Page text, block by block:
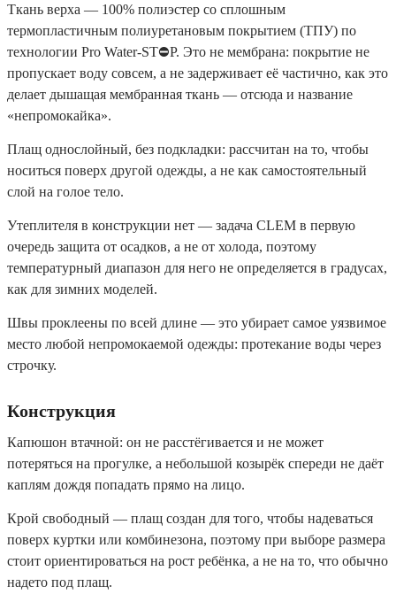
Ткань верха — 100% полиэстер со сплошным
термопластичным полиуретановым покрытием (ТПУ) по
технологии Pro Water-ST⛔P. Это не мембрана: покрытие не
пропускает воду совсем, а не задерживает её частично, как это
делает дышащая мембранная ткань — отсюда и название
«непромокайка».
Плащ однослойный, без подкладки: рассчитан на то, чтобы
носиться поверх другой одежды, а не как самостоятельный
слой на голое тело.
Утеплителя в конструкции нет — задача CLEM в первую
очередь защита от осадков, а не от холода, поэтому
температурный диапазон для него не определяется в градусах,
как для зимних моделей.
Швы проклеены по всей длине — это убирает самое уязвимое
место любой непромокаемой одежды: протекание воды через
строчку.
Конструкция
Капюшон втачной: он не расстёгивается и не может
потеряться на прогулке, а небольшой козырёк спереди не даёт
каплям дождя попадать прямо на лицо.
Крой свободный — плащ создан для того, чтобы надеваться
поверх куртки или комбинезона, поэтому при выборе размера
стоит ориентироваться на рост ребёнка, а не на то, что обычно
надето под плащ.